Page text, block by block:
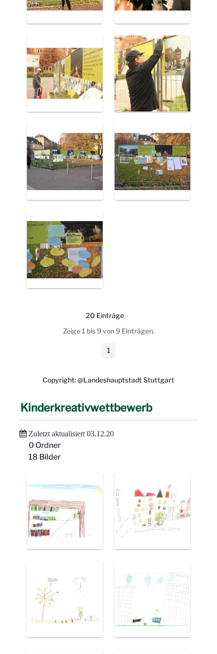
20 Einträge
Pro Seite
Zeige 1 bis 9 von 9 Einträgen.
Seite
1
Copyright: @Landeshauptstadt Stuttgart
Kinderkreativwettbewerb
Zuletzt aktualisiert 03.12.20
0 Ordner
18 Bilder